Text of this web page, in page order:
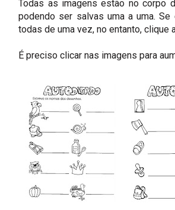
Todas as imagens estão no corpo
podendo ser salvas uma a uma.Se
todas de uma vez, no entanto, clique
É preciso clicar nas imagens para